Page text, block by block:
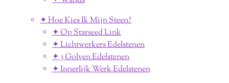
✦ Hoe Kies Ik Mijn Steen?
✦ Op Starseed Link
✦ Lichtwerkers Edelstenen
✦ 3 Golven Edelstenen
✦ Innerlijk Werk Edelstenen